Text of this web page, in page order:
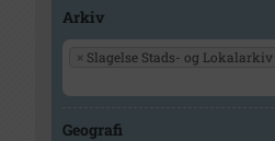
Arkiv
× Slagelse Stads- og Lokalarkiv
Geografi